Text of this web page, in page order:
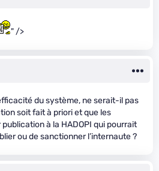
" />
du système, ne serait-il pas
soit fait à priori et que les
à la HADOPI qui pourrait
ou de sanctionner l’internaute ?